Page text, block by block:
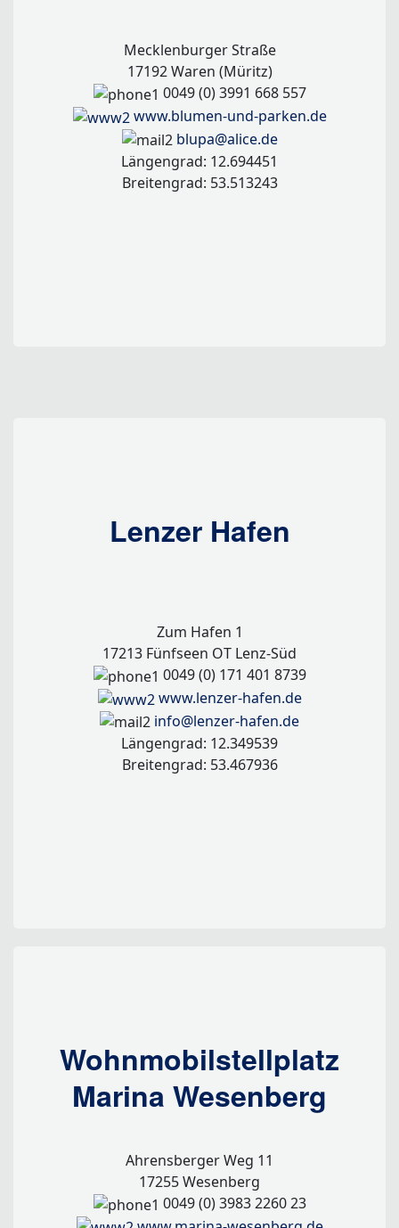
Mecklenburger Straße
17192 Waren (Müritz)
0049 (0) 3991 668 557
www.blumen-und-parken.de
blupa@alice.de
Längengrad: 12.694451
Breitengrad: 53.513243
Lenzer Hafen
Zum Hafen 1
17213 Fünfseen OT Lenz-Süd
0049 (0) 171 401 8739
www.lenzer-hafen.de
info@lenzer-hafen.de
Längengrad: 12.349539
Breitengrad: 53.467936
Wohnmobilstellplatz
Marina Wesenberg
Ahrensberger Weg 11
17255 Wesenberg
0049 (0) 3983 2260 23